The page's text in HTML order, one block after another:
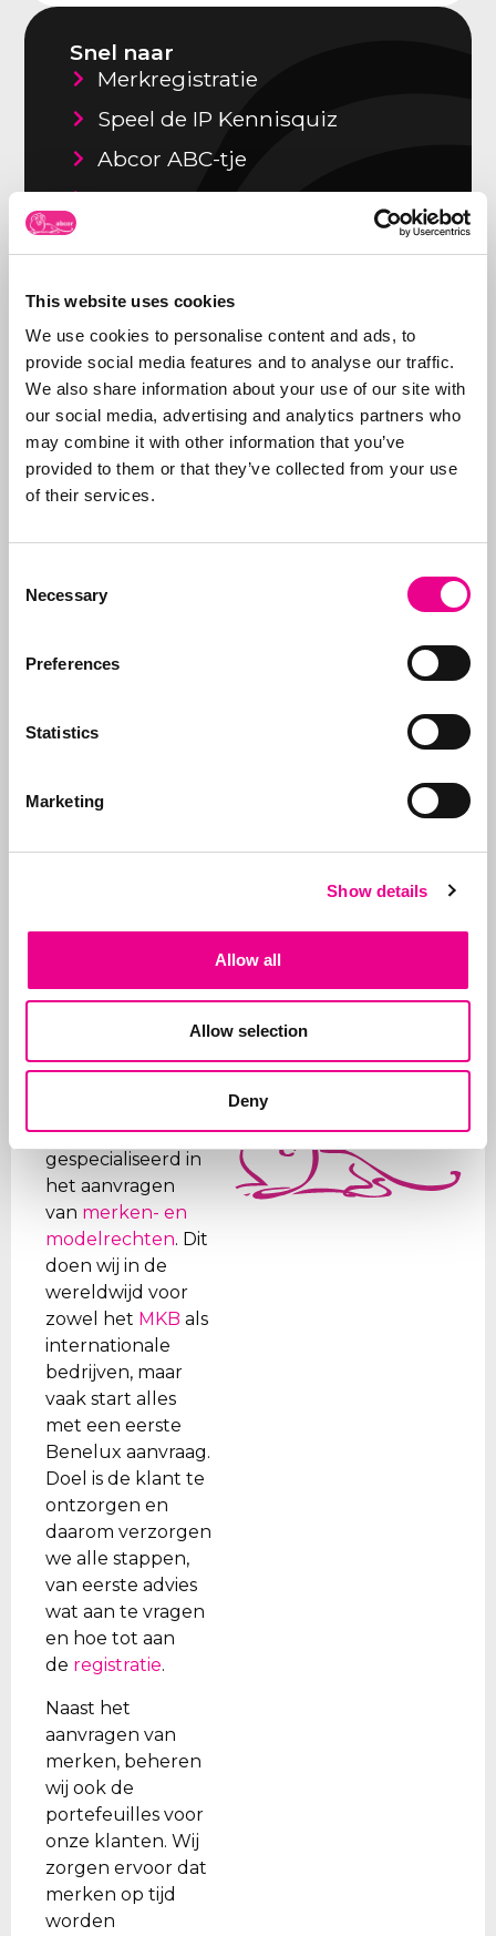
This website uses cookies
We use cookies to personalise content and ads, to
provide social media features and to analyse our traffic.
We also share information about your use of our site with
our social media, advertising and analytics partners who
may combine it with other information that you’ve
provided to them or that they’ve collected from your use
of their services.
Selection
Necessary
Preferences
Statistics
Marketing
Show details
Allow all
Allow selection
Deny
Snel naar
Merkregistratie
Speel de IP Kennisquiz
Abcor ABC-tje
Vacatures
Recente artikelen
Spookfacturen van de Benelux
autoriteiten?
Lees dit artikel »
Abba glutenvrij bier en hotels
Lees dit artikel »
Lees dit artikel »
een e-mail:info@abcor-ip.com
Abcor is
gespecialiseerd in
het aanvragen
van merken- en
modelrechten. Dit
doen wij in de
wereldwijd voor
zowel het MKB als
internationale
bedrijven, maar
vaak start alles
met een eerste
Benelux aanvraag.
Doel is de klant te
ontzorgen en
daarom verzorgen
we alle stappen,
van eerste advies
wat aan te vragen
en hoe tot aan
de registratie.
Naast het
aanvragen van
merken, beheren
wij ook de
portefeuilles voor
onze klanten. Wij
zorgen ervoor dat
merken op tijd
worden